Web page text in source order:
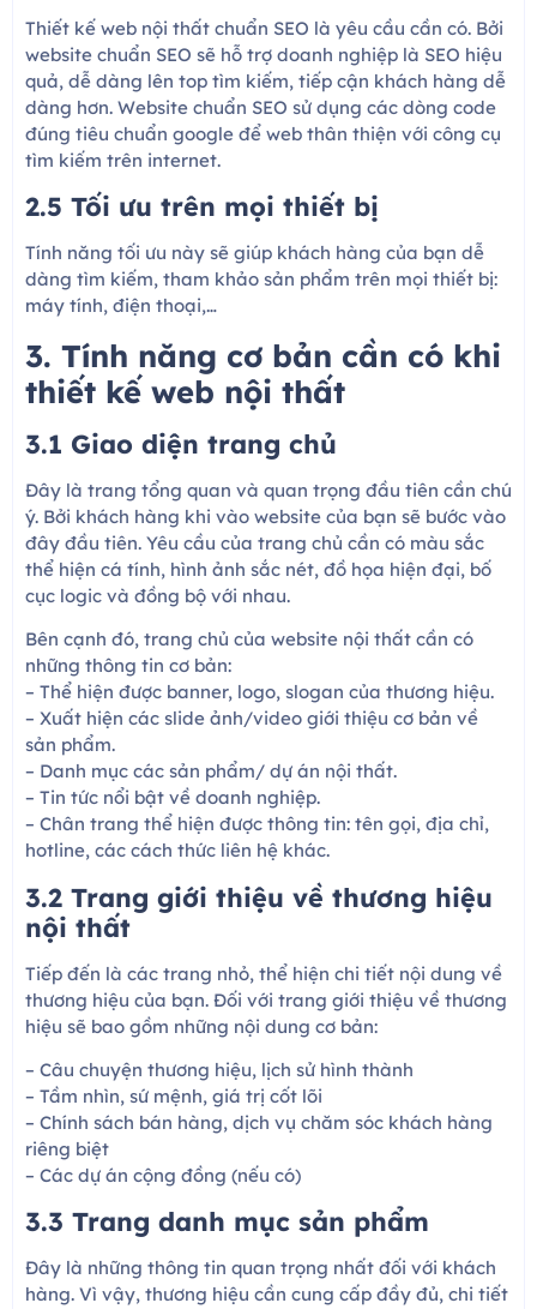
Thiết kế web nội thất chuẩn SEO là yêu cầu cần có. Bởi
website chuẩn SEO sẽ hỗ trợ doanh nghiệp là SEO hiệu
quả, dễ dàng lên top tìm kiếm, tiếp cận khách hàng dễ
dàng hơn. Website chuẩn SEO sử dụng các dòng code
đúng tiêu chuẩn google để web thân thiện với công cụ
tìm kiếm trên internet.
2.5 Tối ưu trên mọi thiết bị
Tính năng tối ưu này sẽ giúp khách hàng của bạn dễ
dàng tìm kiếm, tham khảo sản phẩm trên mọi thiết bị:
máy tính, điện thoại,…
3. Tính năng cơ bản cần có khi
thiết kế web nội thất
3.1 Giao diện trang chủ
Đây là trang tổng quan và quan trọng đầu tiên cần chú
ý. Bởi khách hàng khi vào website của bạn sẽ bước vào
đây đầu tiên. Yêu cầu của trang chủ cần có màu sắc
thể hiện cá tính, hình ảnh sắc nét, đồ họa hiện đại, bố
cục logic và đồng bộ với nhau.
Bên cạnh đó, trang chủ của website nội thất cần có
những thông tin cơ bản:
– Thể hiện được banner, logo, slogan của thương hiệu.
– Xuất hiện các slide ảnh/video giới thiệu cơ bản về
sản phẩm.
– Danh mục các sản phẩm/ dự án nội thất.
– Tin tức nổi bật về doanh nghiệp.
– Chân trang thể hiện được thông tin: tên gọi, địa chỉ,
hotline, các cách thức liên hệ khác.
3.2 Trang giới thiệu về thương hiệu
nội thất
Tiếp đến là các trang nhỏ, thể hiện chi tiết nội dung về
thương hiệu của bạn. Đối với trang giới thiệu về thương
hiệu sẽ bao gồm những nội dung cơ bản:
– Câu chuyện thương hiệu, lịch sử hình thành
– Tầm nhìn, sứ mệnh, giá trị cốt lõi
– Chính sách bán hàng, dịch vụ chăm sóc khách hàng
riêng biệt
– Các dự án cộng đồng (nếu có)
3.3 Trang danh mục sản phẩm
Đây là những thông tin quan trọng nhất đối với khách
hàng. Vì vậy, thương hiệu cần cung cấp đầy đủ, chi tiết